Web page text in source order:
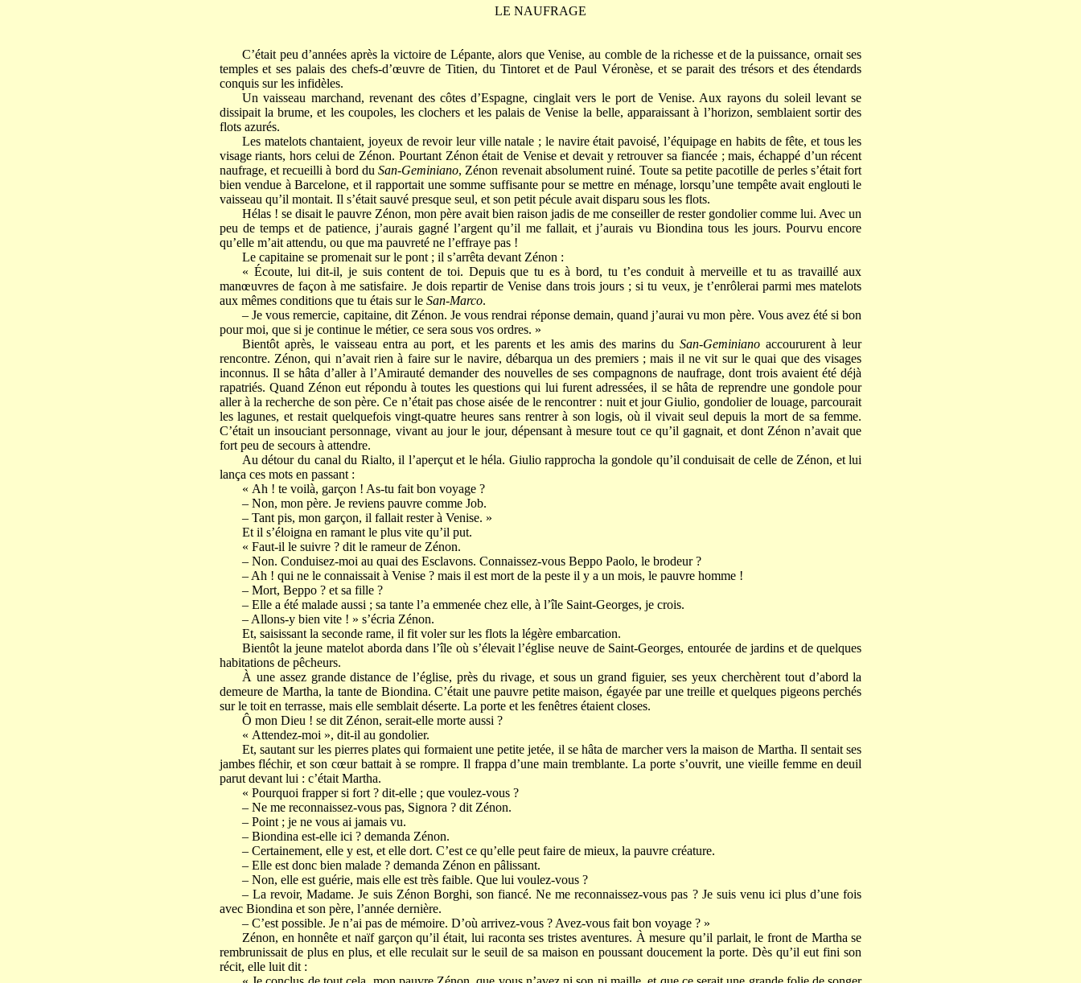
LE NAUFRAGE
C’était peu d’années après la victoire de Lépante, alors que Venise, au comble de la richesse et de la puissance, ornait ses
temples et ses palais des chefs-d’œuvre de Titien, du Tintoret et de Paul Véronèse, et se parait des trésors et des étendards
conquis sur les infidèles.
Un vaisseau marchand, revenant des côtes d’Espagne, cinglait vers le port de Venise. Aux rayons du soleil levant se
dissipait la brume, et les coupoles, les clochers et les palais de Venise la belle, apparaissant à l’horizon, semblaient sortir des
flots azurés.
Les matelots chantaient, joyeux de revoir leur ville natale ; le navire était pavoisé, l’équipage en habits de fête, et tous les
visage riants, hors celui de Zénon. Pourtant Zénon était de Venise et devait y retrouver sa fiancée ; mais, échappé d’un récent
naufrage, et recueilli à bord duSan-Geminiano, Zénon revenait absolument ruiné. Toute sa petite pacotille de perles s’était fort
bien vendue à Barcelone, et il rapportait une somme suffisante pour se mettre en ménage, lorsqu’une tempête avait englouti le
vaisseau qu’il montait. Il s’était sauvé presque seul, et son petit pécule avait disparu sous les flots.
Hélas ! se disait le pauvre Zénon, mon père avait bien raison jadis de me conseiller de rester gondolier comme lui. Avec un
peu de temps et de patience, j’aurais gagné l’argent qu’il me fallait, et j’aurais vu Biondina tous les jours. Pourvu encore
qu’elle m’ait attendu, ou que ma pauvreté ne l’effraye pas !
Le capitaine se promenait sur le pont ; il s’arrêta devant Zénon :
« Écoute, lui dit-il, je suis content de toi. Depuis que tu es à bord, tu t’es conduit à merveille et tu as travaillé aux
manœuvres de façon à me satisfaire. Je dois repartir de Venise dans trois jours ; si tu veux, je t’enrôlerai parmi mes matelots
aux mêmes conditions que tu étais sur le San-Marco.
– Je vous remercie, capitaine, dit Zénon. Je vous rendrai réponse demain, quand j’aurai vu mon père. Vous avez été si bon
pour moi, que si je continue le métier, ce sera sous vos ordres. »
Bientôt après, le vaisseau entra au port, et les parents et les amis des marins duSan-Geminiano accoururent à leur
rencontre. Zénon, qui n’avait rien à faire sur le navire, débarqua un des premiers ; mais il ne vit sur le quai que des visages
inconnus. Il se hâta d’aller à l’Amirauté demander des nouvelles de ses compagnons de naufrage, dont trois avaient été déjà
rapatriés. Quand Zénon eut répondu à toutes les questions qui lui furent adressées, il se hâta de reprendre une gondole pour
aller à la recherche de son père. Ce n’était pas chose aisée de le rencontrer : nuit et jour Giulio, gondolier de louage, parcourait
les lagunes, et restait quelquefois vingt-quatre heures sans rentrer à son logis, où il vivait seul depuis la mort de sa femme.
C’était un insouciant personnage, vivant au jour le jour, dépensant à mesure tout ce qu’il gagnait, et dont Zénon n’avait que
fort peu de secours à attendre.
Au détour du canal du Rialto, il l’aperçut et le héla. Giulio rapprocha la gondole qu’il conduisait de celle de Zénon, et lui
lança ces mots en passant :
« Ah ! te voilà, garçon ! As-tu fait bon voyage ?
– Non, mon père. Je reviens pauvre comme Job.
– Tant pis, mon garçon, il fallait rester à Venise. »
Et il s’éloigna en ramant le plus vite qu’il put.
« Faut-il le suivre ? dit le rameur de Zénon.
– Non. Conduisez-moi au quai des Esclavons. Connaissez-vous Beppo Paolo, le brodeur ?
– Ah ! qui ne le connaissait à Venise ? mais il est mort de la peste il y a un mois, le pauvre homme !
– Mort, Beppo ? et sa fille ?
– Elle a été malade aussi ; sa tante l’a emmenée chez elle, à l’île Saint-Georges, je crois.
– Allons-y bien vite ! » s’écria Zénon.
Et, saisissant la seconde rame, il fit voler sur les flots la légère embarcation.
Bientôt la jeune matelot aborda dans l’île où s’élevait l’église neuve de Saint-Georges, entourée de jardins et de quelques
habitations de pêcheurs.
À une assez grande distance de l’église, près du rivage, et sous un grand figuier, ses yeux cherchèrent tout d’abord la
demeure de Martha, la tante de Biondina. C’était une pauvre petite maison, égayée par une treille et quelques pigeons perchés
sur le toit en terrasse, mais elle semblait déserte. La porte et les fenêtres étaient closes.
Ô mon Dieu ! se dit Zénon, serait-elle morte aussi ?
« Attendez-moi », dit-il au gondolier.
Et, sautant sur les pierres plates qui formaient une petite jetée, il se hâta de marcher vers la maison de Martha. Il sentait ses
jambes fléchir, et son cœur battait à se rompre. Il frappa d’une main tremblante. La porte s’ouvrit, une vieille femme en deuil
parut devant lui : c’était Martha.
« Pourquoi frapper si fort ? dit-elle ; que voulez-vous ?
– Ne me reconnaissez-vous pas, Signora ? dit Zénon.
– Point ; je ne vous ai jamais vu.
– Biondina est-elle ici ? demanda Zénon.
– Certainement, elle y est, et elle dort. C’est ce qu’elle peut faire de mieux, la pauvre créature.
– Elle est donc bien malade ? demanda Zénon en pâlissant.
– Non, elle est guérie, mais elle est très faible. Que lui voulez-vous ?
– La revoir, Madame. Je suis Zénon Borghi, son fiancé. Ne me reconnaissez-vous pas ? Je suis venu ici plus d’une fois
avec Biondina et son père, l’année dernière.
– C’est possible. Je n’ai pas de mémoire. D’où arrivez-vous ? Avez-vous fait bon voyage ? »
Zénon, en honnête et naïf garçon qu’il était, lui raconta ses tristes aventures. À mesure qu’il parlait, le front de Martha se
rembrunissait de plus en plus, et elle reculait sur le seuil de sa maison en poussant doucement la porte. Dès qu’il eut fini son
récit, elle luit dit :